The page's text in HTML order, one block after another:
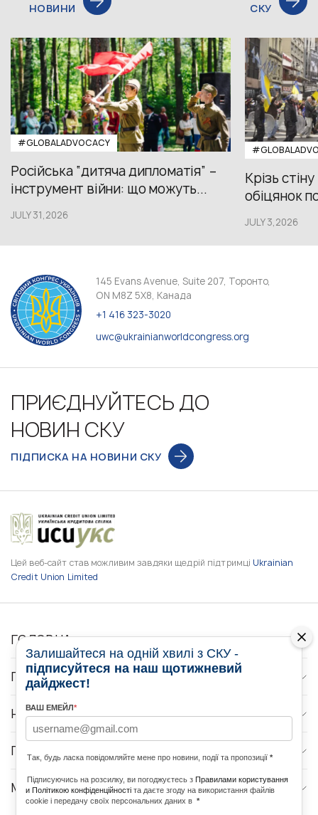
НОВИНИ
СКУ
#GLOBALADVOCACY
Російська “дитяча дипломатія” –
інструмент війни: що можуть...
JULY 31,2026
Крізь
обіцянок
JULY 3,2026
145 Evans Avenue, Suite 207, Торонто,
ON M8Z 5X8, Канада
+1 416 323-3020
uwc@ukrainianworldcongress.org
ПРИЄДНУЙТЕСЬ ДО
НОВИН СКУ
ПІДПИСКА НА НОВИНИ СКУ
Цей веб-сайт став можливим завдяки щедрій підтримці Ukrainian
Credit Union Limited
ГОЛОВНА
ПРО НАС
НОВИНИ
ПРОГРАМИ
МЕДІА КОНТАКТИ
Залишайтеся на одній хвилі з СКУ -
підписуйтеся на наш щотижневий
дайджест!
ВАШ ЕМЕЙЛ*
Так, будь ласка повідомляйте мене про новини, події та пропозиції *
Підписуючись на розсилку, ви погоджуєтесь з Правилами користування
и Політикою конфіденційності та даєте згоду на використання файлів
cookie і передачу своїх персональних даних в *